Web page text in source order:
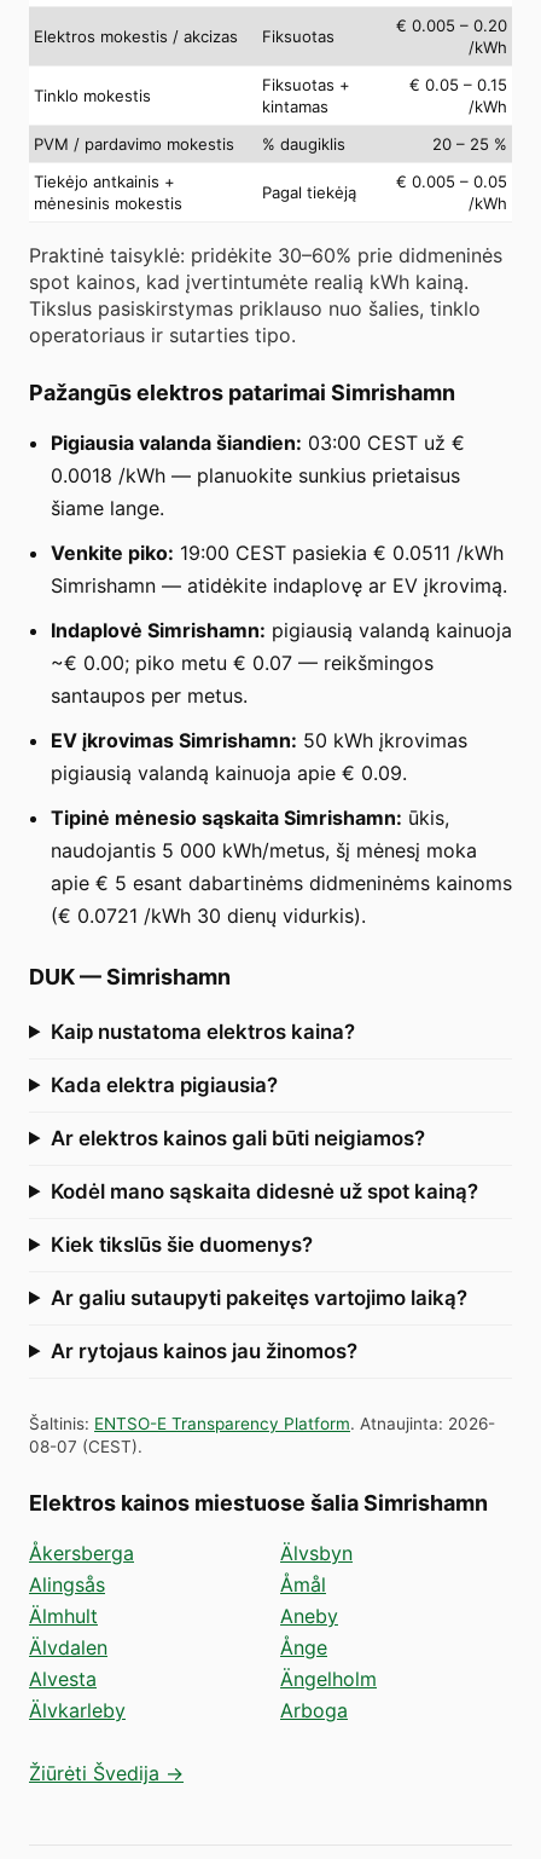
Elektros mokestis / akcizas Fiksuotas
€ 0.005 – 0.20
/kWh
Tinklo mokestis
Fiksuotas +
kintamas
€ 0.05 – 0.15
/kWh
PVM / pardavimo mokestis
% daugiklis
20 – 25 %
Tiekėjo antkainis +
mėnesinis mokestis
Pagal tiekėją
€ 0.005 – 0.05
/kWh
Praktinė taisyklė: pridėkite 30–60% prie didmeninės
spot kainos, kad įvertintumėte realią kWh kainą.
Tikslus pasiskirstymas priklauso nuo šalies, tinklo
operatoriaus ir sutarties tipo.
Pažangūs elektros patarimai Simrishamn
Pigiausia valanda šiandien: 03:00 CEST už €
0.0018 /kWh — planuokite sunkius prietaisus
šiame lange.
Venkite piko: 19:00 CEST pasiekia € 0.0511 /kWh
Simrishamn — atidėkite indaplovę ar EV įkrovimą.
Indaplovė Simrishamn: pigiausią valandą kainuoja
~€ 0.00; piko metu € 0.07 — reikšmingos
santaupos per metus.
EV įkrovimas Simrishamn: 50 kWh įkrovimas
pigiausią valandą kainuoja apie € 0.09.
Tipinė mėnesio sąskaita Simrishamn: ūkis,
naudojantis 5 000 kWh/metus, šį mėnesį moka
apie € 5 esant dabartinėms didmeninėms kainoms
(€ 0.0721 /kWh 30 dienų vidurkis).
DUK—Simrishamn
Kaip nustatoma elektros kaina?
Kada elektra pigiausia?
Ar elektros kainos gali būti neigiamos?
Kodėl mano sąskaita didesnė už spot kainą?
Kiek tikslūs šie duomenys?
Ar galiu sutaupyti pakeitęs vartojimo laiką?
Ar rytojaus kainos jau žinomos?
Šaltinis: ENTSO-E Transparency Platform. Atnaujinta: 2026-
08-07 (CEST).
Elektros kainos miestuose šalia Simrishamn
Åkersberga
Alingsås
Älmhult
Älvdalen
Alvesta
Älvkarleby
Älvsbyn
Åmål
Aneby
Ånge
Ängelholm
Arboga
Žiūrėti Švedija →